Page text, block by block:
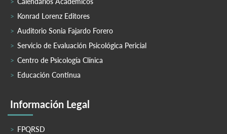
Konrad Lorenz Editores
Auditorio Sonia Fajardo Forero
Servicio de Evaluación Psicológica Pericial
Centro de Psicología Clínica
Educación Continua
Información Legal
FPQRSD